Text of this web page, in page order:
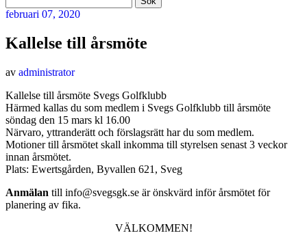
efter:
februari 07, 2020
Kallelse till årsmöte
av administrator
Kallelse till årsmöte Svegs Golfklubb
Härmed kallas du som medlem i Svegs Golfklubb till årsmöte
söndag den 15 mars kl 16.00
Närvaro, yttranderätt och förslagsrätt har du som medlem.
Motioner till årsmötet skall inkomma till styrelsen senast 3 veckor
innan årsmötet.
Plats: Ewertsgården, Byvallen 621, Sveg
Anmälan till info@svegsgk.se är önskvärd inför årsmötet för
planering av fika.
VÄLKOMMEN!